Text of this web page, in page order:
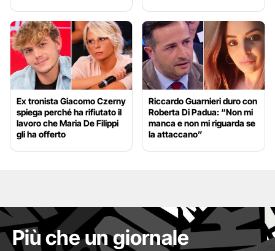
Ex tronista Giacomo Czerny
spiega perché ha rifiutato il
lavoro che Maria De Filippi
gli ha offerto
Riccardo Guarnieri duro con
Roberta Di Padua: “Non mi
manca e non mi riguarda se
la attaccano”
Più che un giornale